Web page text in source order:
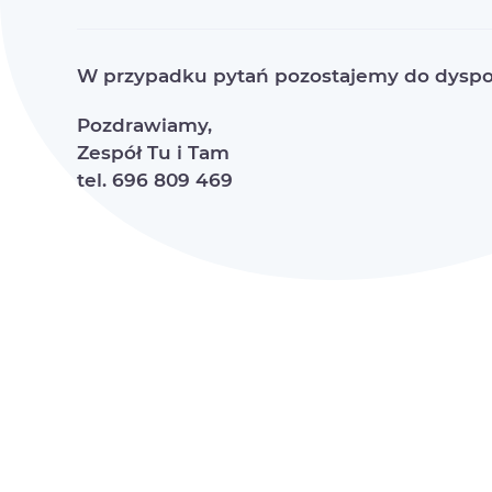
W przypadku pytań pozostajemy do
Pozdrawiamy,
Zespół Tu i Tam
tel. 696 809 469